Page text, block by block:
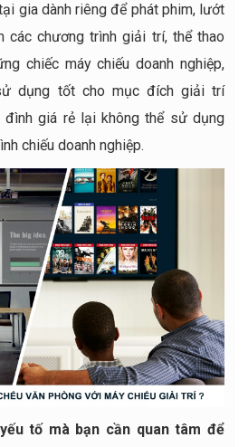
gia dành riêng để phát phim, lướt
các chương trình giải trí, thể thao
chiếc máy chiếu doanh nghiệp,
dụng tốt cho mục đích giải trí
đình giá rẻ lại không thể sử dụng
chiếu doanh nghiệp.
tố mà bạn cần quan tâm để